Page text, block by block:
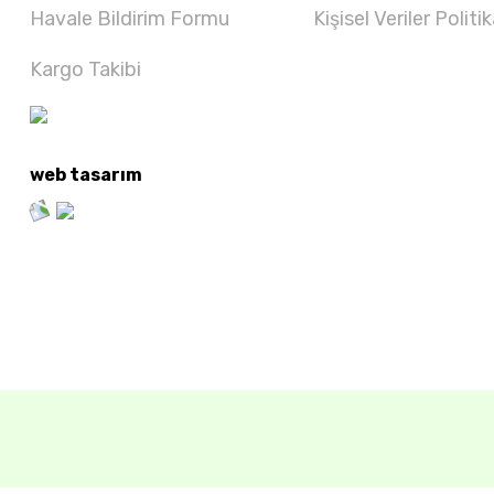
Havale Bildirim Formu
Kargo Takibi
Kişisel Veriler
web tasarım